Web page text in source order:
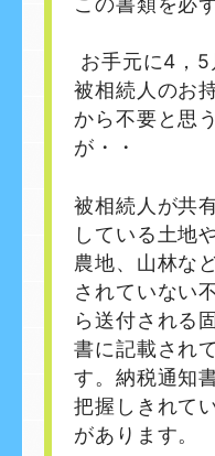
お手元に4 ， 5
被相続人のお
から不要と思
が・・
被相続人が共
している土地
農地、山林な
されていない
ら送付される
書に記載され
す。納税通知
把握しきれて
があります。